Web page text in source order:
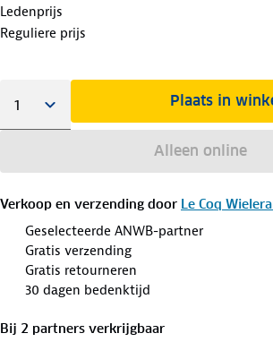
Ledenprijs
Reguliere prijs
Plaats in
Alleen online
Verkoop en verzending door Le Coq
Geselecteerde ANWB-partner
Gratis verzending
Gratis retourneren
30 dagen bedenktijd
Bij 2 partners verkrijgbaar